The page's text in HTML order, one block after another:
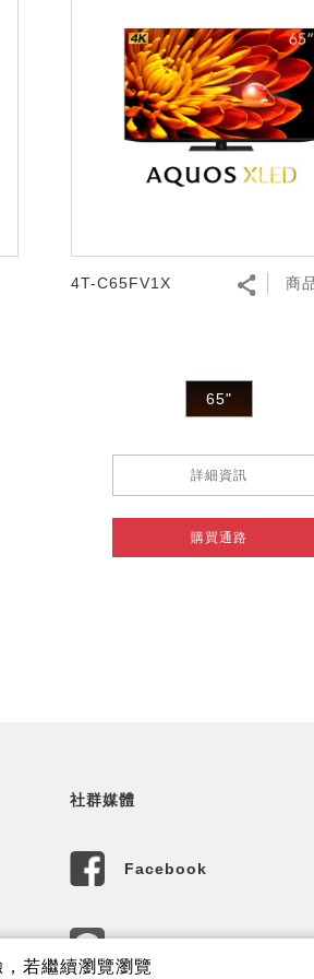
4T-C65FV1X 商
65"
詳細資訊
購買通路
社群媒體
Facebook
若繼續瀏覽瀏覽